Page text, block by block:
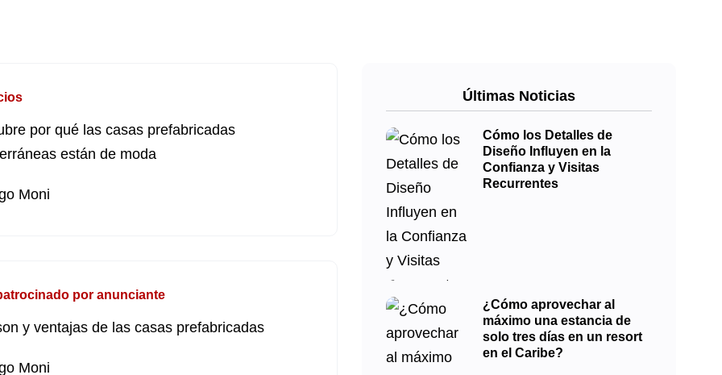
por qué las casas prefabricadas
están de moda
Moni
por anunciante
y ventajas de las casas prefabricadas
Moni
Últimas Noticias
Cómo los Detalles de
Diseño Influyen en la
Confianza y Visitas
Recurrentes
¿Cómo aprovechar al
máximo una estancia de
solo tres días en un resort
en el Caribe?